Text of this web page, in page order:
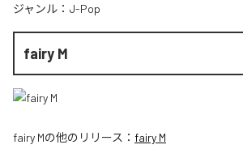
ジャンル： J-Pop
fairy M
fairy Mの他のリリース： fairy M